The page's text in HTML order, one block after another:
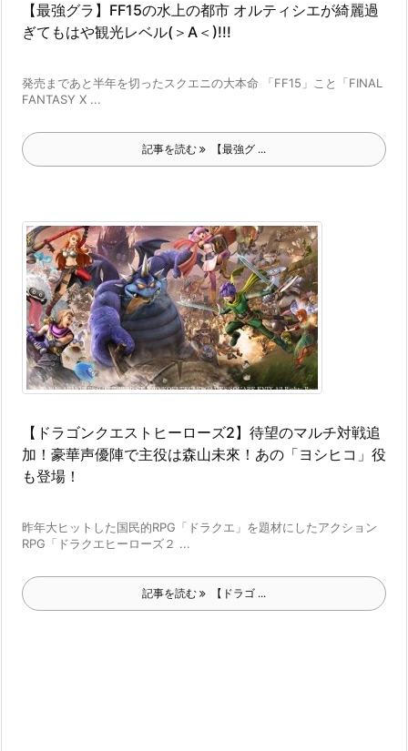
【最強グラ】FF15の水上の都市 オルティシエが綺麗過
ぎてもはや観光レベル(＞A＜)!!!
発売まであと半年を切ったスクエニの大本命 「FF15」こと「FINAL
FANTASY X ...
記事を読む 【最強グ ...
【ドラゴンクエストヒーローズ2】待望のマルチ対戦追
加！豪華声優陣で主役は森山未來！あの「ヨシヒコ」役
も登場！
昨年大ヒットした国民的RPG「ドラクエ」を題材にしたアクション
RPG「ドラクエヒーローズ２ ...
記事を読む 【ドラゴ ...